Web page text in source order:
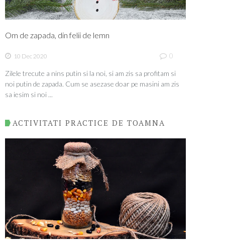
Om de zapada, din felii de lemn
10 Dec 2020 0
Zilele trecute a nins putin si la noi, si am zis sa profitam si
noi putin de zapada. Cum se asezase doar pe masini am zis
sa iesim si noi ...
ACTIVITATI PRACTICE DE TOAMNA